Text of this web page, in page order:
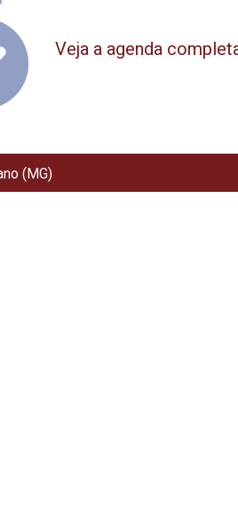
Veja a agenda
(MG)